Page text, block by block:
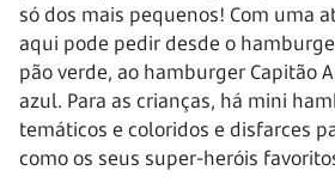
só dos mais pequenos! Com uma
aqui pode pedir desde o
pão verde, ao hamburger Capitão
azul. Para as crianças, há mini
temáticos e coloridos e disfarces
como os seus super-heróis